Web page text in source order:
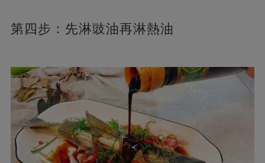
第四步：先淋豉油再淋熱油